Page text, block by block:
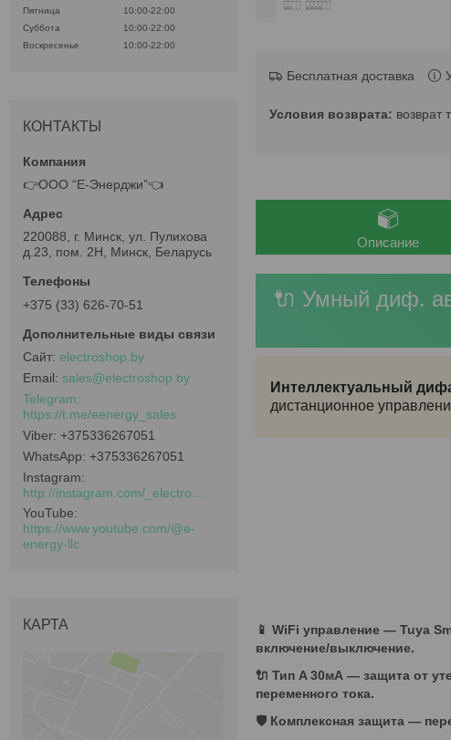
Бесплатная доставка
возврат
Описание
🔌 Умный диф.
Интеллектуальный
дистанционное
📱 WiFi управление — Tuya
включение/выключение.
🔌 Тип A 30мА — защита от
переменного тока.
🛡️ Комплексная защита —
Пятница
10:00-22:00
Суббота
10:00-22:00
Воскресенье
10:00-22:00
КОНТАКТЫ
👉ООО “Е-Энерджи”👈
220088, г. Минск, ул. Пулихова
д.23, пом. 2Н, Минск, Беларусь
+375 (33) 626-70-51
electroshop.by
sales@electroshop.by
https://t.me/eenergy_sales
+375336267051
+375336267051
Instagram
YouTube
https://www.youtube.com/@e-
energy-llc
КАРТА